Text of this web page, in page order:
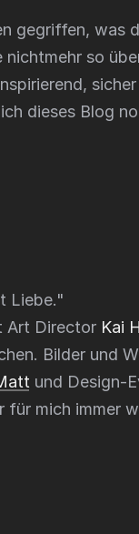
gegriffen, was
so
sicher
dieses Blog
Liebe."
Art Director Kai
Bilder und
und Design-
mich immer